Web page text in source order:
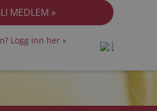
Logg inn her »